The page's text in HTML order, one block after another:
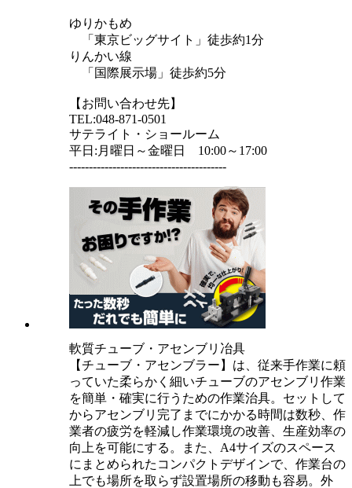
ゆりかもめ
「東京ビッグサイト」徒歩約1分
りんかい線
「国際展示場」徒歩約5分
【お問い合わせ先】
TEL:048-871-0501
サテライト・ショールーム
平日:月曜日～金曜日 10:00～17:00
----------------------------------------
軟質チューブ・アセンブリ冶具
【チューブ・アセンブラー】は、従来手作業に頼
っていた柔らかく細いチューブのアセンブリ作業
を簡単・確実に行うための作業治具。セットして
からアセンブリ完了までにかかる時間は数秒、作
業者の疲労を軽減し作業環境の改善、生産効率の
向上を可能にする。また、A4サイズのスペース
にまとめられたコンパクトデザインで、作業台の
上でも場所を取らず設置場所の移動も容易。外